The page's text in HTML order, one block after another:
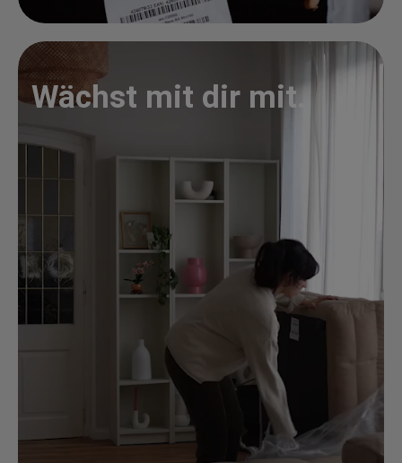
Wächst mit dir mit.